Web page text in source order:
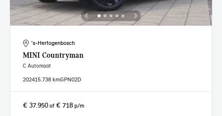
's-Hertogenbosch
MINI Countryman
C Automaat
202415.738 kmGPN02D
€ 37.950 of € 718 p/m